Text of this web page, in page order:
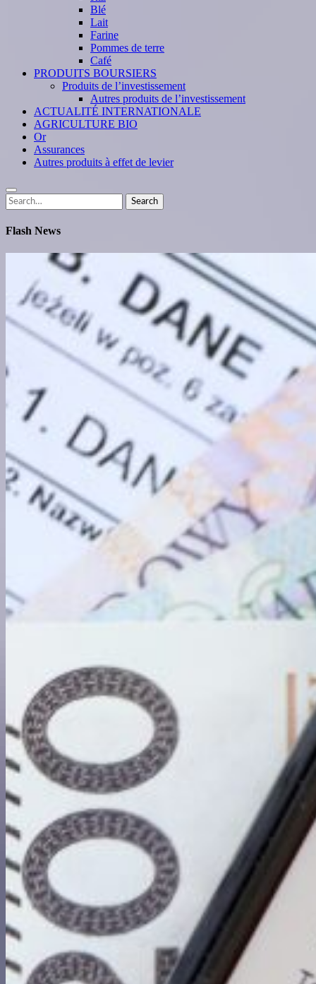
Blé
Lait
Farine
Pommes de terre
Café
PRODUITS BOURSIERS
Produits de l’investissement
Autres produits de l’investissement
ACTUALITÉ INTERNATIONALE
AGRICULTURE BIO
Or
Assurances
Autres produits à effet de levier
Search
for:
Search
Flash News